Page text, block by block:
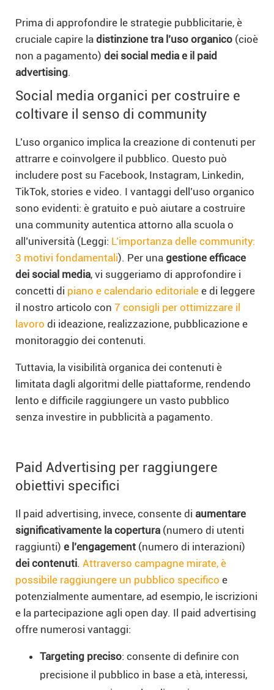
Prima di approfondire le strategie pubblicitarie, è
cruciale capire la distinzione tra l’uso organico (cioè
non a pagamento) dei social media e il paid
advertising.
Social media organici per costruire e
coltivare il senso di community
L’uso organico implica la creazione di contenuti per
attrarre e coinvolgere il pubblico. Questo può
includere post su Facebook, Instagram, Linkedin,
TikTok, stories e video. I vantaggi dell’uso organico
sono evidenti: è gratuito e può aiutare a costruire
una community autentica attorno alla scuola o
all’università (Leggi: L’importanza delle community:
3 motivi fondamentali). Per una gestione efficace
dei social media, vi suggeriamo di approfondire i
concetti di piano e calendario editoriale e di leggere
il nostro articolo con 7 consigli per ottimizzare il
lavoro di ideazione, realizzazione, pubblicazione e
monitoraggio dei contenuti.
Tuttavia, la visibilità organica dei contenuti è
limitata dagli algoritmi delle piattaforme, rendendo
lento e difficile raggiungere un vasto pubblico
senza investire in pubblicità a pagamento.
Paid Advertising per raggiungere
obiettivi specifici
Il paid advertising, invece, consente di aumentare
significativamente la copertura (numero di utenti
raggiunti) e l’engagement (numero di interazioni)
dei contenuti. Attraverso campagne mirate, è
possibile raggiungere un pubblico specifico e
potenzialmente aumentare, ad esempio, le iscrizioni
e la partecipazione agli open day. Il paid advertising
offre numerosi vantaggi:
Targeting preciso: consente di definire con
precisione il pubblico in base a età, interessi,